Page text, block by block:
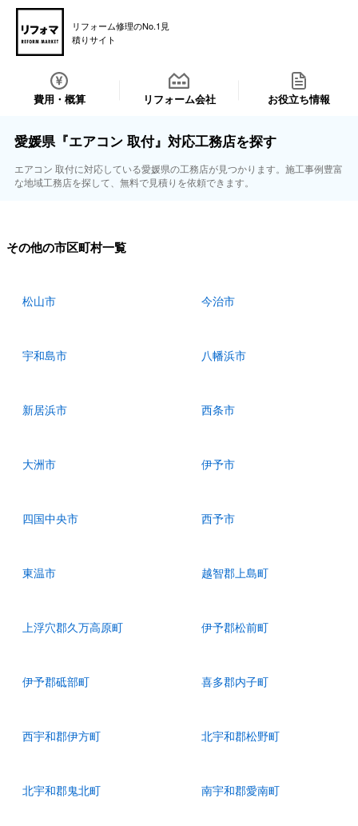
リフォーム修理のNo.1見
積りサイト
費用・概算 リフォーム会社 お役立ち情報
愛媛県『エアコン 取付』対応工務店を探す
エアコン 取付に対応している愛媛県の工務店が見つかります。施工事例豊富
な地域工務店を探して、無料で見積りを依頼できます。
その他の市区町村一覧
松山市 今治市
宇和島市 八幡浜市
新居浜市 西条市
大洲市 伊予市
四国中央市 西予市
東温市 越智郡上島町
上浮穴郡久万高原町 伊予郡松前町
伊予郡砥部町 喜多郡内子町
西宇和郡伊方町 北宇和郡松野町
北宇和郡鬼北町 南宇和郡愛南町